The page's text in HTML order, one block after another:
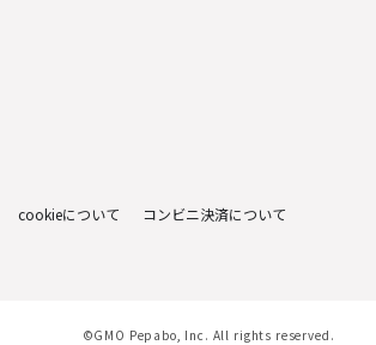
cookieについて コンビニ決済について
©GMO Pepabo, Inc. All rights reserved.